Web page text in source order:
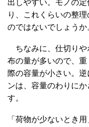
出しやすい。モノの
り、これくらいの整
のではないでしょうか
ちなみに、仕切りや
布の量が多いので、
際の容量が小さい。
ンは、容量のわりに
す。
「荷物が少ないとき